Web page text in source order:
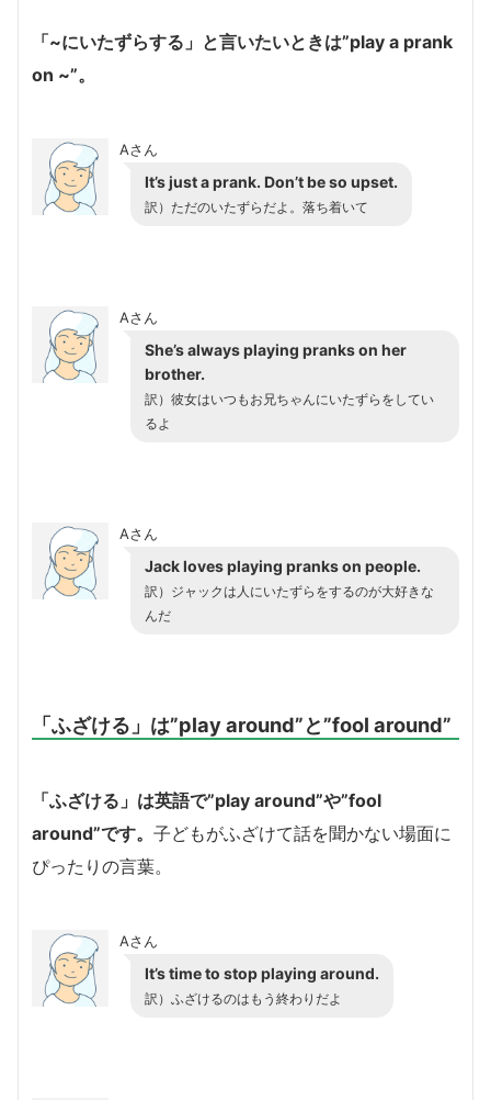
「~にいたずらする」と言いたいときは”play a prank
on ~”。
Aさん
It’s just a prank. Don’t be so upset.
訳）ただのいたずらだよ。落ち着いて
Aさん
She’s always playing pranks on her
brother.
訳）彼女はいつもお兄ちゃんにいたずらをしてい
るよ
Aさん
Jack loves playing pranks on people.
訳）ジャックは人にいたずらをするのが大好きな
んだ
「ふざける」は”play around”と”fool around”
「ふざける」は英語で”play around”や”fool
around”です。 子どもがふざけて話を聞かない場面に
ぴったりの言葉。
Aさん
It’s time to stop playing around.
訳）ふざけるのはもう終わりだよ